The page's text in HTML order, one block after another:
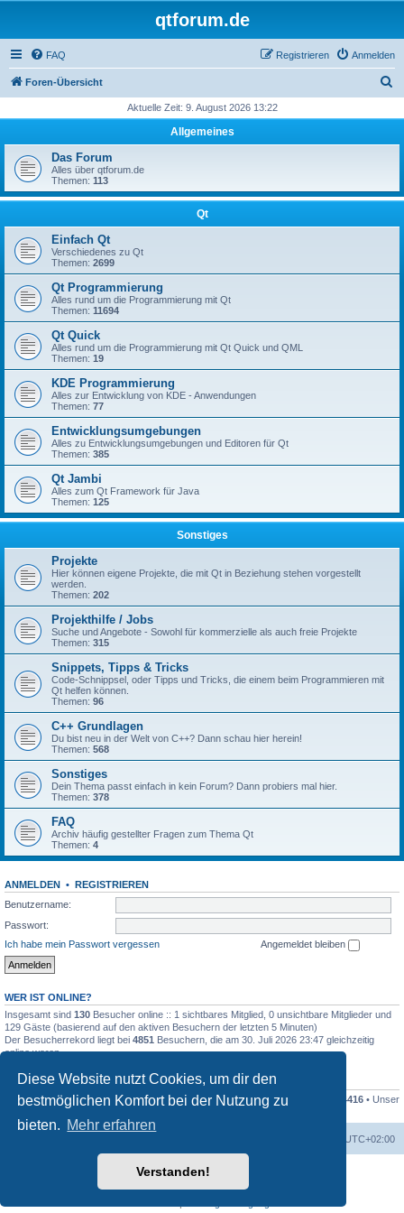
Diese Website nutzt Cookies, um dir den
bestmöglichen Komfort bei der Nutzung zu
bieten. Mehr erfahren
Verstanden!
qtforum.de
FAQ Anmelden
Registrieren
Foren-Übersicht
h
Aktuelle Zeit: 9. August 2026 13:22
Allgemeines
Das Forum
Alles über qtforum.de
Themen: 113
Qt
Einfach Qt
Verschiedenes zu Qt
Themen: 2699
Qt Programmierung
Alles rund um die Programmierung mit Qt
Themen: 11694
Qt Quick
Alles rund um die Programmierung mit Qt Quick und QML
Themen: 19
KDE Programmierung
Alles zur Entwicklung von KDE - Anwendungen
Themen: 77
Entwicklungsumgebungen
Alles zu Entwicklungsumgebungen und Editoren für Qt
Themen: 385
Qt Jambi
Alles zum Qt Framework für Java
Themen: 125
Sonstiges
Projekte
Hier können eigene Projekte, die mit Qt in Beziehung stehen vorgestellt
werden.
Themen: 202
Projekthilfe / Jobs
Suche und Angebote - Sowohl für kommerzielle als auch freie Projekte
Themen: 315
Snippets, Tipps & Tricks
Code-Schnippsel, oder Tipps und Tricks, die einem beim Programmieren mit
Qt helfen können.
Themen: 96
C++ Grundlagen
Du bist neu in der Welt von C++? Dann schau hier herein!
Themen: 568
Sonstiges
Dein Thema passt einfach in kein Forum? Dann probiers mal hier.
Themen: 378
FAQ
Archiv häufig gestellter Fragen zum Thema Qt
Themen: 4
ANMELDEN • REGISTRIEREN
Benutzername:
Passwort:
Ich habe mein Passwort vergessen
Angemeldet bleiben
WER IST ONLINE?
Insgesamt sind 130 Besucher online :: 1 sichtbares Mitglied, 0 unsichtbare Mitglieder und
129 Gäste (basierend auf den aktiven Besuchern der letzten 5 Minuten)
Der Besucherrekord liegt bei 4851 Besuchern, die am 30. Juli 2026 23:47 gleichzeitig
online waren.
STATISTIK
Beiträge insgesamt79994• Themen insgesamt 16682• Mitglieder insgesamt 4416 • Unser
neuestes Mitglied:
UTC+02:00
Powered byphpBB® Forum Software © phpBB Limited
phpBB.de